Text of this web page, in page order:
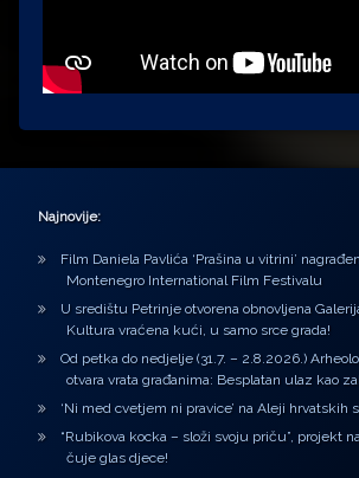
Najnovije:
Film Daniela Pavlića ‘Prašina u vitrini’
Montenegro International Film Festivalu
U središtu Petrinje otvorena obnovljena
Kultura vraćena kući, u samo srce grada!
Od petka do nedjelje (31.7. – 2.8.2026.)
otvara vrata građanima: Besplatan ulaz kao
‘Ni med cvetjem ni pravice’ na Aleji hrvatskih
“Rubikova kocka – složi svoju priču”, projekt
čuje glas djece!